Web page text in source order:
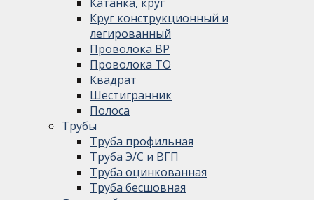
Круг конструкционный и
легированный
Проволока ВР
Проволока ТО
Квадрат
Шестигранник
Полоса
Трубы
Труба профильная
Труба Э/С и ВГП
Труба оцинкованная
Труба бесшовная